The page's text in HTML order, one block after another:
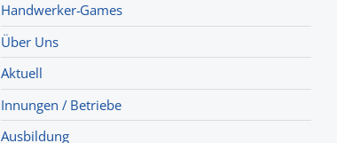
Handwerker-Games
Über Uns
Aktuell
Innungen / Betriebe
Ausbildung